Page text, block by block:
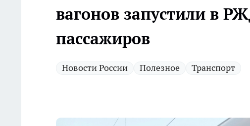
вагонов запустили в
пассажиров
Новости России Полезное Транспорт